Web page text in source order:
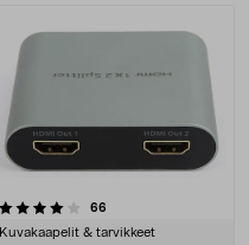
66
Kuvakaapelit & tarvikkeet